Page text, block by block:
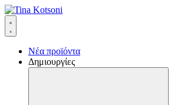
Νέα προϊόντα
Δημιουργίες